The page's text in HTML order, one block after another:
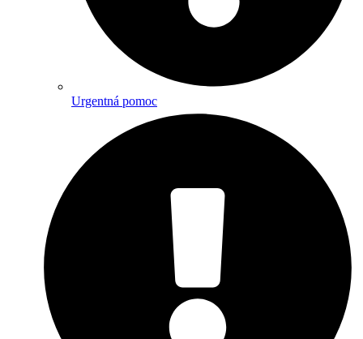
Urgentná pomoc